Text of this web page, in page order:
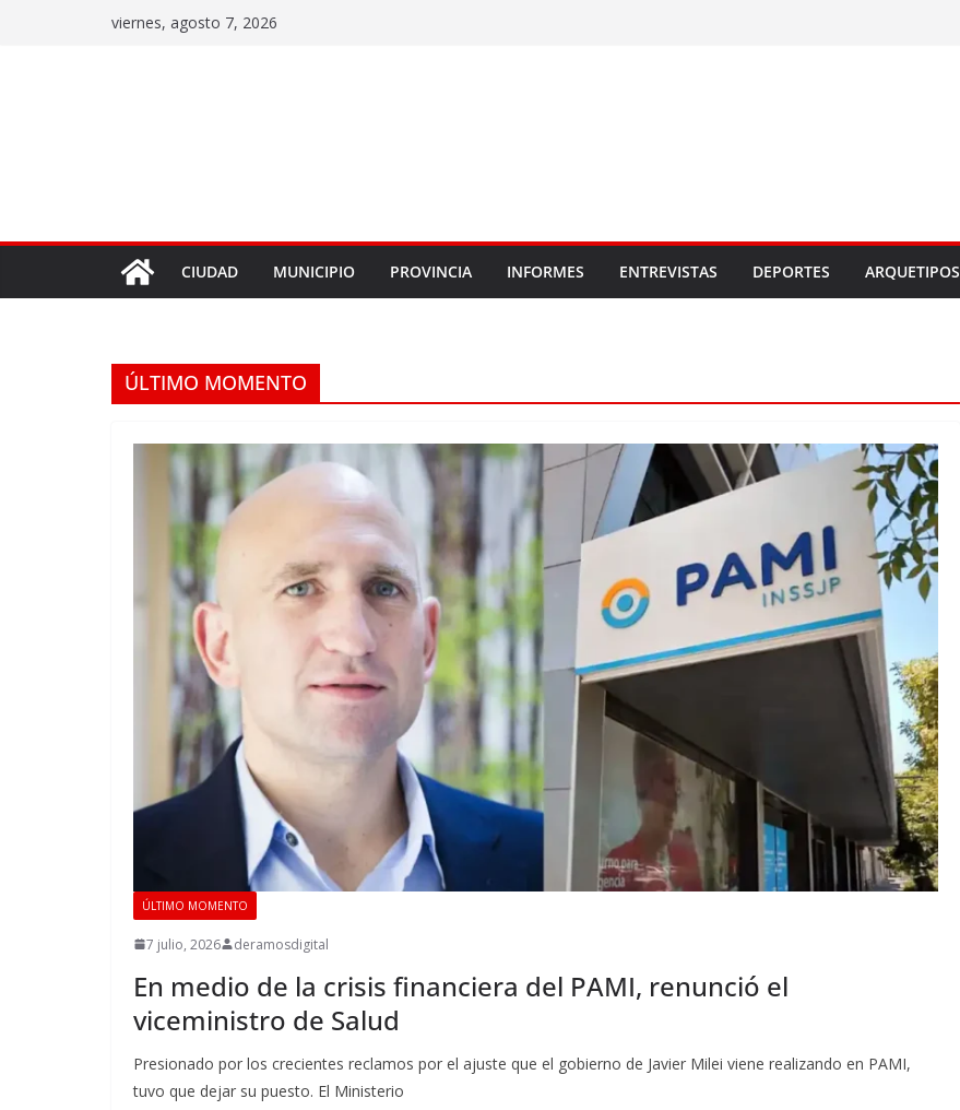
viernes, agosto 7, 2026
CIUDAD MUNICIPIO PROVINCIA INFORMES ENTREVISTAS DEPORTES ARQUETIPOS
ÚLTIMO MOMENTO
ÚLTIMO MOMENTO
7 julio, 2026 deramosdigital
En medio de la crisis financiera del PAMI, renunció el
viceministro de Salud
Presionado por los crecientes reclamos por el ajuste que el gobierno de Javier Milei viene realizando en PAMI,
tuvo que dejar su puesto. El Ministerio